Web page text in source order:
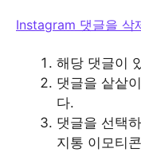
Instagram 댓글을 삭
해당 댓글이
댓글을 샅샅
다.
댓글을 선택
지통 이모티